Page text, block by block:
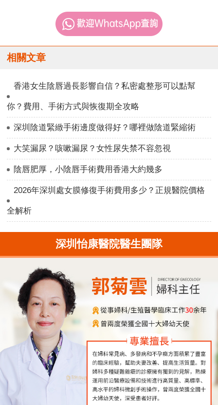
相關文章
香港女生陰唇過長影響自信？私密處整形可以點幫
你？費用、手術方式與恢復期全攻略
深圳陰道緊緻手術邊度做得好？哪裡做陰道緊縮術
大笑漏尿？咳嗽漏尿？女性尿失禁不容忽視
陰唇肥厚，小陰唇手術費用香港大約幾多
2026年深圳處女膜修復手術費用多少？正規醫院價格
全解析
深圳怡康醫院醫生團隊